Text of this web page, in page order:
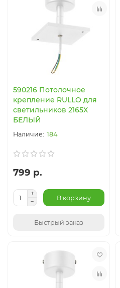
590216 Потолочное
крепление RULLO для
светильников 2165Х
БЕЛЫЙ
184
799 р.
В корзину
Быстрый заказ